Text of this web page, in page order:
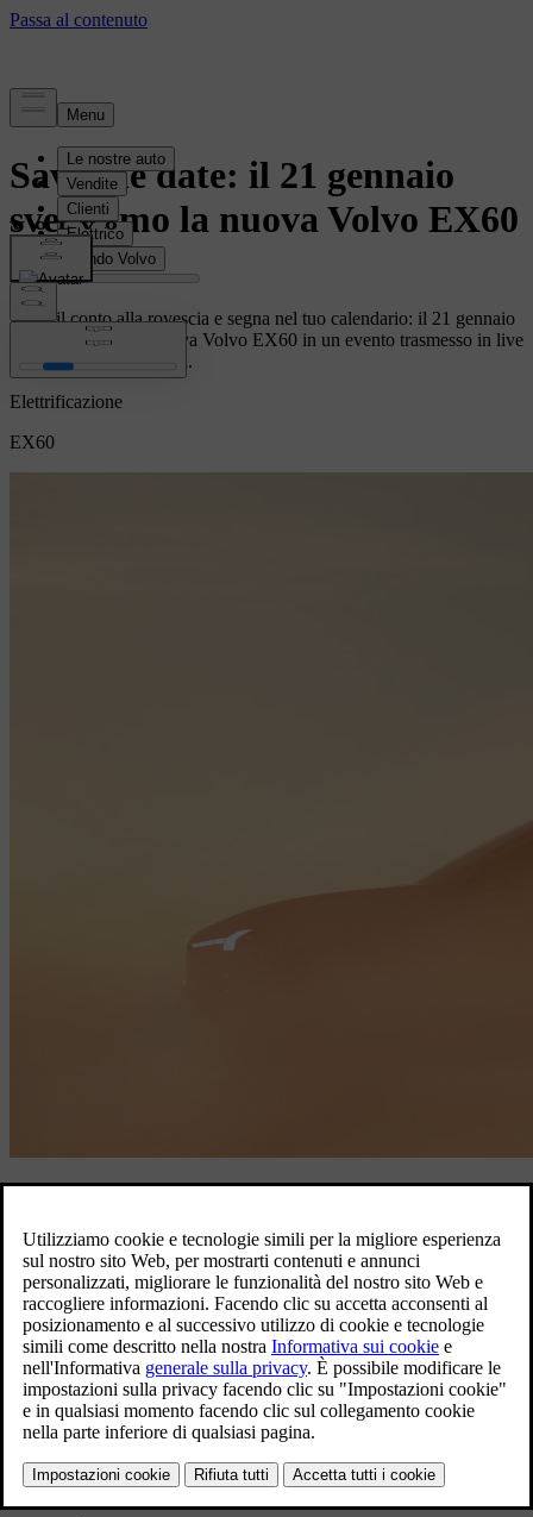
Save the date: il 21 gennaio
sveleremo la nuova Volvo EX60
Inizia il conto alla rovescia e segna nel tuo calendario: il 21 gennaio
2026 sveleremo la nuova Volvo EX60 in un evento trasmesso in live
streaming da Stoccolma.
Elettrificazione
EX60
Volvo EX60.
Scopri EX60
Nata elettrica, EX60 sarà la prima auto lanciata utilizzando la nostra
tecnologia più recente: offre un'autonomia elettrica superiore rispetto
a qualunque auto Volvo precedente, oltre a un'esperienza utente
rivoluzionaria.
La nuova EX60 è la nostra prima auto 100% elettrica nel segmento
dei SUV premium di medie dimensioni, una categoria in cui siamo
già leader. Destinata a diventare una pietra miliare della nostra linea
di prodotti, EX60 segna un passo significativo nella nostra
trasformazione in una Casa automobilistica completamente
elettrificata.